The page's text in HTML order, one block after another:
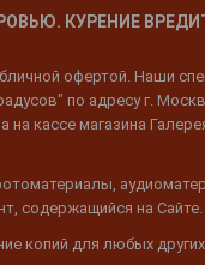
КУРЕНИЕ
офертой. Наши
по адресу г.
кассе магазина
содержащийся на Сайте.
копий для любых других